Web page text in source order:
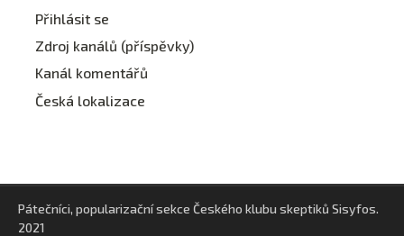
Přihlásit se
Zdroj kanálů (příspěvky)
Kanál komentářů
Česká lokalizace
Pátečníci, popularizační sekce Českého klubu skeptiků Sisyfos.
2021